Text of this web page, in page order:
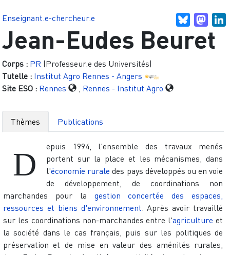
Bluesky
Enseignant.e-chercheur.e
Jean-Eudes Beuret
Corps : PR (Professeur.e des Universités)
Tutelle : Institut Agro Rennes - Angers
Site ESO : Rennes Rennes - Institut Agro
Thèmes Publications
D
epuis 1994, l'ensemble des travaux menés
portent sur la place et les mécanismes, dans
l'économie rurale des pays développés ou en voie
de développement, de coordinations non
marchandes pour la gestion concertée des espaces,
ressources et biens d'environnement . Après avoir travaillé
sur les coordinations non-marchandes entre l'agriculture et
la société dans le cas français, puis sur les politiques de
préservation et de mise en valeur des aménités rurales,